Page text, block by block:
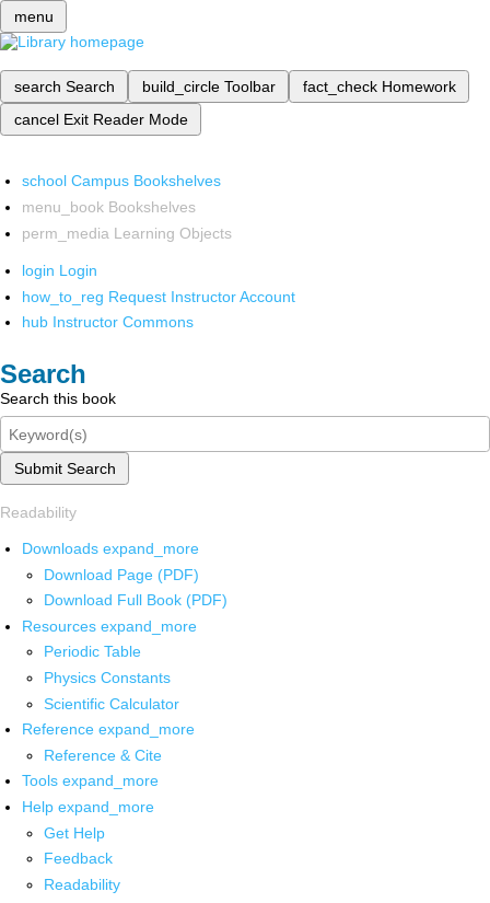
menu
search Search build_circle Toolbar fact_check Homework
cancel Exit Reader Mode
school Campus Bookshelves
menu_book Bookshelves
perm_media Learning Objects
login Login
how_to_reg Request Instructor Account
hub Instructor Commons
Search
Search this book
Submit Search
Readability
Downloads expand_more
Download Page (PDF)
Download Full Book (PDF)
Resources expand_more
Periodic Table
Physics Constants
Scientific Calculator
Reference expand_more
Reference & Cite
Tools expand_more
Help expand_more
Get Help
Feedback
Readability